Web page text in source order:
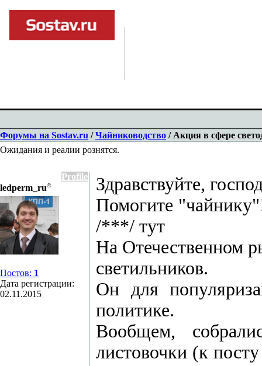
Форумы на Sostav.ru /Чайниководство / Акция в сфере
Ожидания и реалии рознятся.
Profile
ledperm_ru©
Постов: 1
Дата регистрации:
02.11.2015
Здравствуйте,
Помогите
/***/ тут
На Отечественном
светильников.
Он для
политике.
Вообщем,
листовочки (к